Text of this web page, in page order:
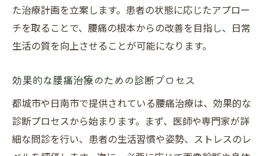
た治療計画を立案します。患者の状態に応じたアプロー
チを取ることで、腰痛の根本からの改善を目指し、日常
生活の質を向上させることが可能になります。
効果的な腰痛治療のための診断プロセス
都城市や日南市で提供されている腰痛治療は、効果的な
診断プロセスから始まります。まず、医師や専門家が詳
細な問診を行い、患者の生活習慣や姿勢、ストレスのレ